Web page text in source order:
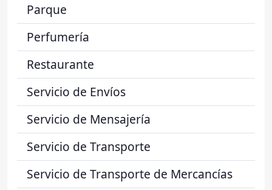
Parque
Perfumería
Restaurante
Servicio de Envíos
Servicio de Mensajería
Servicio de Transporte
Servicio de Transporte de Mercancías